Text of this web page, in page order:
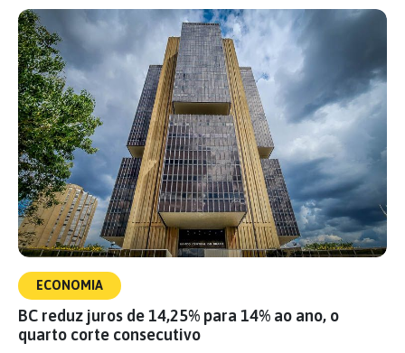
ECONOMIA
BC reduz juros de 14,25% para 14% ao ano, o
quarto corte consecutivo